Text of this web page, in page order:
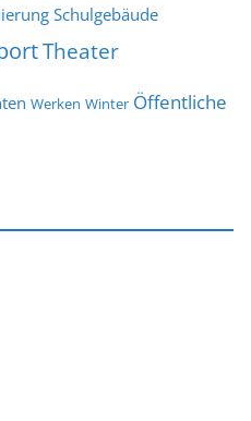
Schulgebäude
Theater
Werken Winter Öffentliche